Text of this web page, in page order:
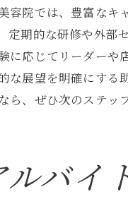
フ
目
美容院
具
一
サ
容院では、豊富な
定期的な研修や外
に応じてリーダー
な展望を明確にす
ら、ぜひ次のステッ
バイ